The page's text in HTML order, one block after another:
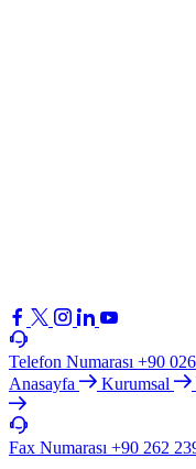
Telefon Numarası +90
Anasayfa
Kurumsal
Fax Numarası +90 262